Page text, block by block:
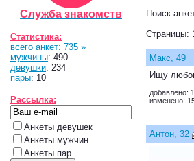
Служба знакомств
Статистика:
всего анкет: 735 »
мужчины: 490
девушки: 234
пары: 10
Рассылка:
Анкеты девушек
Анкеты мужчин
Анкеты пар
Поиск
Страницы:
Макс, 49
Ищу
добавлено:
изменено:
Антон, 32